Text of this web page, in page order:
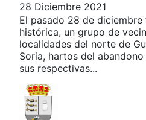
28 Diciembre 2021
El pasado 28 de diciembre
histórica, un grupo de
localidades del norte de
Soria, hartos del
sus respectivas...